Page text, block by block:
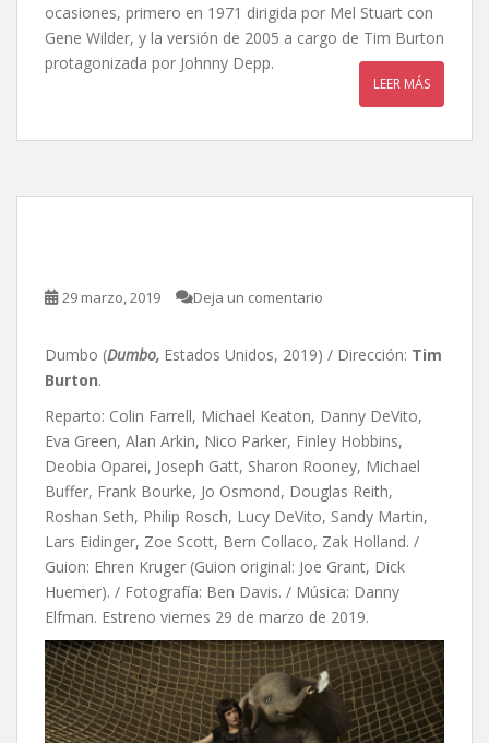
ocasiones, primero en 1971 dirigida por Mel Stuart con
Gene Wilder, y la versión de 2005 a cargo de Tim Burton
protagonizada por Johnny Depp.
LEER MÁS
29 marzo, 2019 Deja un comentario
Dumbo (Dumbo, Estados Unidos, 2019) / Dirección: Tim
Burton.
Reparto: Colin Farrell, Michael Keaton, Danny DeVito,
Eva Green, Alan Arkin, Nico Parker, Finley Hobbins,
Deobia Oparei, Joseph Gatt, Sharon Rooney, Michael
Buffer, Frank Bourke, Jo Osmond, Douglas Reith,
Roshan Seth, Philip Rosch, Lucy DeVito, Sandy Martin,
Lars Eidinger, Zoe Scott, Bern Collaco, Zak Holland. /
Guion: Ehren Kruger (Guion original: Joe Grant, Dick
Huemer). / Fotografía: Ben Davis. / Música: Danny
Elfman. Estreno viernes 29 de marzo de 2019.